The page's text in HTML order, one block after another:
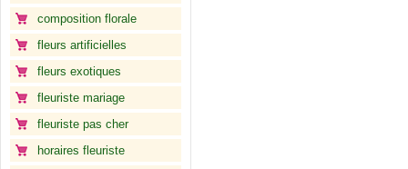
composition florale
fleurs artificielles
fleurs exotiques
fleuriste mariage
fleuriste pas cher
horaires fleuriste